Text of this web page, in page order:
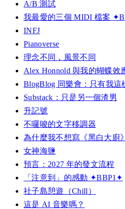
A/B 測試
我最愛的三個 MIDI 檔案
INFJ
Pianoverse
理念不同，風景不同
Alex Honnold 與我的蝴蝶效
BlogBlog 同樂會：只有我這
Substack：只是另一個渣男
升記號
不囉唆的文字移調器
為什麼我不想寫《黑白大廚
女神海鹽
預言：2027 年的發文流程
「注意到」的感動 ✦BBP1✦
社子島憩遊（Chill）
這是 AI 音樂嗎？